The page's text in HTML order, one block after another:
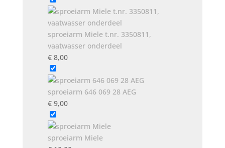
sproeiarm Miele t.nr. 3350811,
vaatwasser onderdeel
€8,00
sproeiarm 646 069 28 AEG
€9,00
sproeiarm Miele